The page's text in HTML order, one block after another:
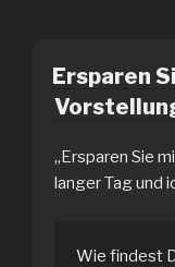
Ersparen
„Ersparen Sie
langer Tag und
Wie findest